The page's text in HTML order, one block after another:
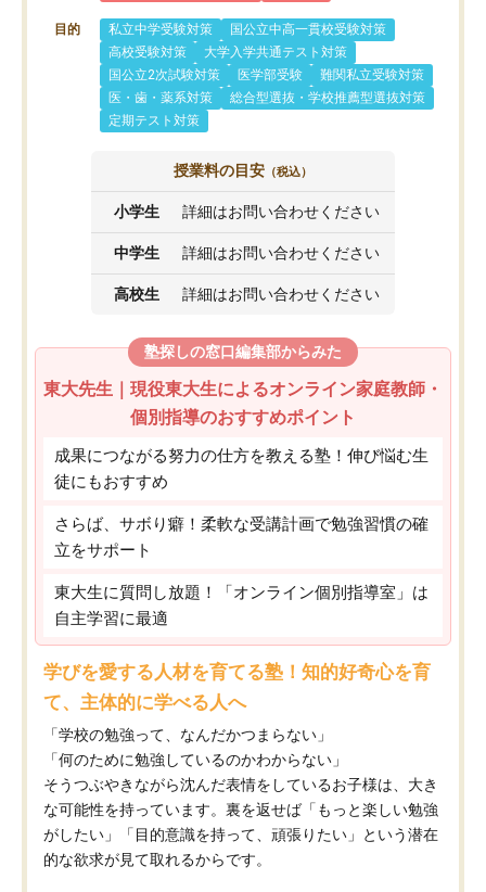
目的 私立中学受験対策
国公立中高一貫校受験対策
高校受験対策
大学入学共通テスト対策
国公立2次試験対策
医学部受験
難関私立受験対策
医・歯・薬系対策
総合型選抜・学校推薦型選抜対策
定期テスト対策
授業料の目安 （税込）
小学生 詳細はお問い合わせください
中学生 詳細はお問い合わせください
高校生 詳細はお問い合わせください
塾探しの窓口編集部からみた
東大先生｜現役東大生によるオンライン家庭教師・
個別指導のおすすめポイント
成果につながる努力の仕方を教える塾！伸び悩む生
徒にもおすすめ
さらば、サボり癖！柔軟な受講計画で勉強習慣の確
立をサポート
東大生に質問し放題！「オンライン個別指導室」は
自主学習に最適
学びを愛する人材を育てる塾！知的好奇心を育
て、主体的に学べる人へ
「学校の勉強って、なんだかつまらない」
「何のために勉強しているのかわからない」
そうつぶやきながら沈んだ表情をしているお子様は、大き
な可能性を持っています。裏を返せば「もっと楽しい勉強
がしたい」「目的意識を持って、頑張りたい」という潜在
的な欲求が見て取れるからです。